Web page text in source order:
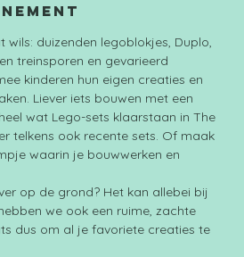
duizenden legoblokjes, Duplo,
treinsporen en gevarieerd
kinderen hun eigen creaties en
Liever iets bouwen met een
wat Lego-sets klaarstaan in The
telkens ook recente sets. Of maak
waarin je bouwwerken en
op de grond? Het kan allebei bij
we ook een ruime, zachte
dus om al je favoriete creaties te